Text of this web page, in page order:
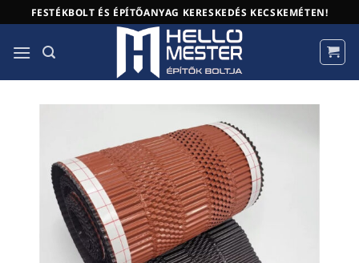
to
content
FESTÉKBOLT ÉS ÉPÍTŐANYAG KERESKEDÉS KECSKEMÉTEN!